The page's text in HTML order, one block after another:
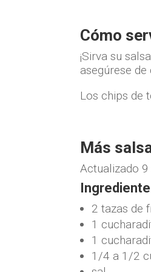
Cómo
¡Sirva su
asegúrese
Los chips de
Más
Actualizado
2 tazas de
1
1
1/4 a 1/2